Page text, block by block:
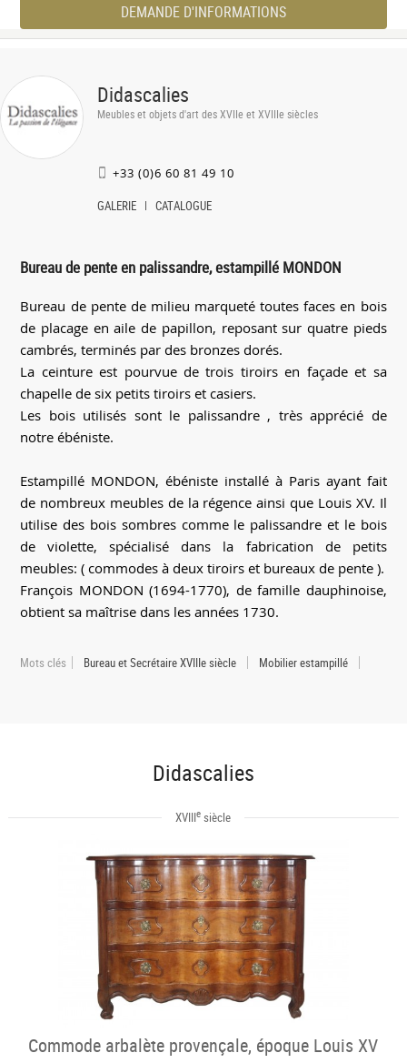
DEMANDE D'INFORMATIONS
Didascalies
Meubles et objets d'art des XVIIe et XVIIIe siècles
+33 (0)6 60 81 49 10
GALERIE CATALOGUE
Bureau de pente en palissandre, estampillé MONDON
Bureau de pente de milieu marqueté toutes faces en bois
de placage en aile de papillon, reposant sur quatre pieds
cambrés, terminés par des bronzes dorés.
La ceinture est pourvue de trois tiroirs en façade et sa
chapelle de six petits tiroirs et casiers.
Les bois utilisés sont le palissandre , très apprécié de
notre ébéniste.
Estampillé MONDON, ébéniste installé à Paris ayant fait
de nombreux meubles de la régence ainsi que Louis XV. Il
utilise des bois sombres comme le palissandre et le bois
de violette, spécialisé dans la fabrication de petits
meubles: ( commodes à deux tiroirs et bureaux de pente ).
François MONDON (1694-1770), de famille dauphinoise,
obtient sa maîtrise dans les années 1730.
Mots clés Bureau et Secrétaire XVIIIe siècle Mobilier estampillé
Didascalies
XVIIIe siècle
Commode arbalète provençale, époque Louis XV